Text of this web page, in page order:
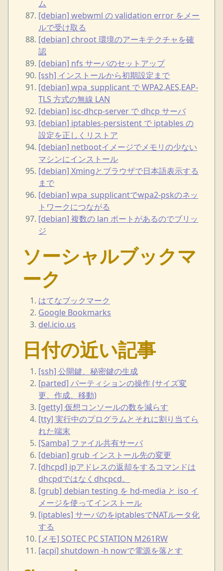
ム
[debian] webwml の validation error をメー
ルで受け取る
[debian] chroot 環境のアーキテクチャを確
認
[debian] nfs サーバのセットアップ
[ssh] インストールから初期設定まで
[debian] wpa_supplicant で WPA2,AES,EAP-
TLS 方式の無線 LAN
[debian] isc-dhcp-server で dhcp サーバ
[debian] iptables-persistent で iptables の
設定を正しくリストア
[debian] netbootイメージでメモリの少ない
マシンにインストール
[debian] Xmingとブラウザで日本語表示する
まで
[debian] wpa_supplicantでwpa2-pskのネッ
トワークにつながる
[debian] 複数の lan ポートがあるのでブリッ
ジ
ソーシャルブックマ
ーク
はてなブックマーク
Google Bookmarks
del.icio.us
日付の近い記事
[ssh] 公開鍵、秘密鍵の生成
[parted] パーティションの操作 (サイズ変
更、作成、移動)
[getty] 仮想コンソールの数を減らす
[tty] 実行中のプログラムとそれに割り当てら
れた端末
[Samba] ファイル共有サーバ
[debian] grub インストール先の変更
[dhcpd] ipアドレスの返却をするコマンドは
dhcpdではなくdhcpcd。
[grub] debian testing を hd-media と iso イ
メージを使ってインストール
[iptables] サーバのをiptablesでNATルータ化
する
[メモ] SOTEC PC STATION M261RW
[acpi] shutdown -h nowで電源を落とす